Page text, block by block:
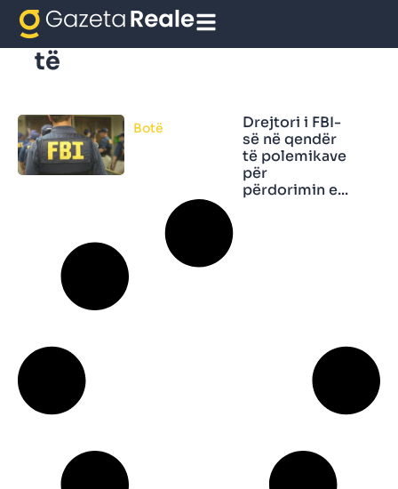
Drejtori i FBI-së në qendër
të
Botë
Drejtori i FBI-
së në qendër
të polemikave
për
përdorimin e...